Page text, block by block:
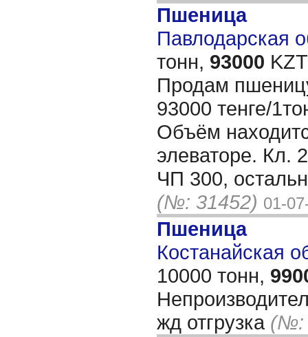
Пшеница
Павлодарская
тонн, 93000
Продам
93000 тенге/
Объём
элеваторе. Кл.
ЧП 300,
(№: 31452) 01-
Пшеница
Костанайская
10000 тонн,
жд отгрузка (№: